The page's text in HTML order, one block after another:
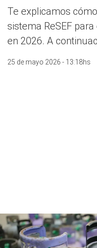
Te explicamos
sistema ReSEF
en 2026. A
25 de mayo 2026 - 13:18hs